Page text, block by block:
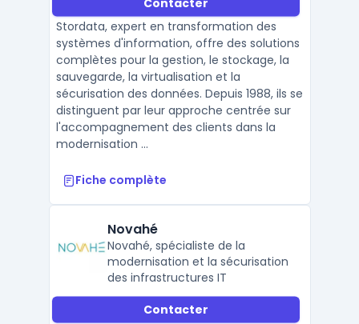
Stordata, expert en transformation des
systèmes d'information, offre des solutions
complètes pour la gestion, le stockage, la
sauvegarde, la virtualisation et la
sécurisation des données. Depuis 1988, ils se
distinguent par leur approche centrée sur
l'accompagnement des clients dans la
modernisation ...
Fiche complète
Novahé
Novahé, spécialiste de la
modernisation et la sécurisation
des infrastructures IT
Contacter